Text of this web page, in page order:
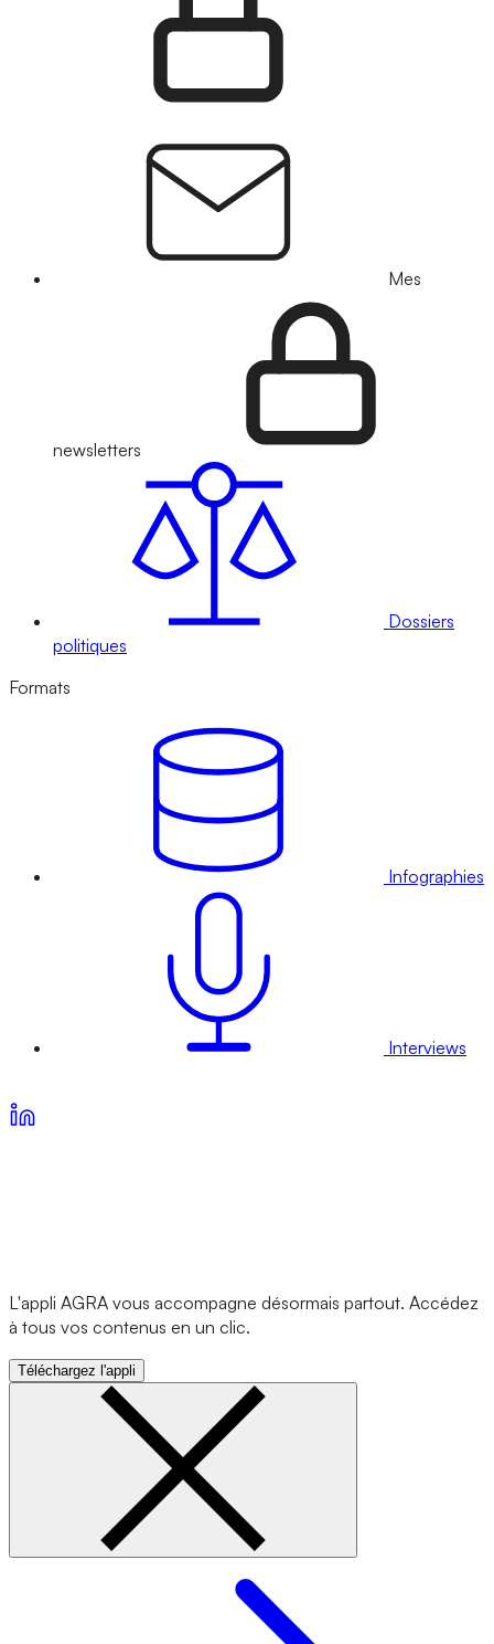
Mes
newsletters
Dossiers
politiques
Formats
Infographies
Interviews
L'appli AGRA vous accompagne désormais partout. Accédez
à tous vos contenus en un clic.
Téléchargez l'appli